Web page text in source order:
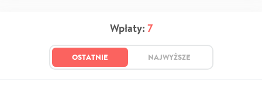
Wpłaty: 7
OSTATNIE NAJWYŻSZE